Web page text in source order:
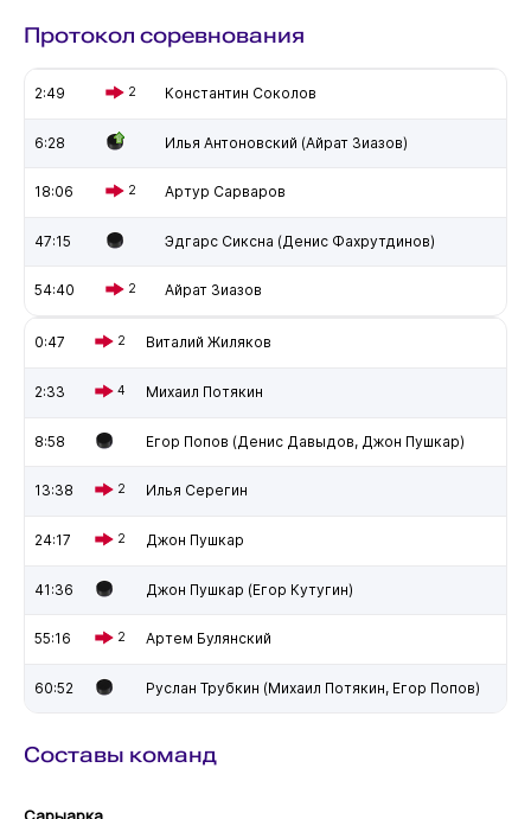
Протокол соревнования
2:49 2 Константин Соколов
6:28 Илья Антоновский (Айрат Зиазов)
18:06 2 Артур Сарваров
47:15 Эдгарс Сиксна (Денис Фахрутдинов)
54:40 2 Айрат Зиазов
0:47 2 Виталий Жиляков
2:33 4 Михаил Потякин
8:58 Егор Попов (Денис Давыдов, Джон Пушкар)
13:38 2 Илья Серегин
24:17 2 Джон Пушкар
41:36 Джон Пушкар (Егор Кутугин)
55:16 2 Артем Булянский
60:52 Руслан Трубкин (Михаил Потякин, Егор Попов)
Составы команд
Сарыарка